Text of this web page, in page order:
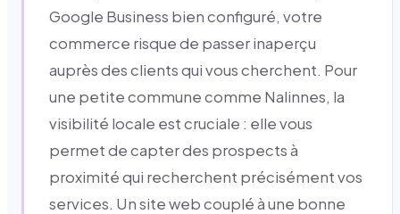
Google Business bien configuré, votre
commerce risque de passer inaperçu
auprès des clients qui vous cherchent. Pour
une petite commune comme Nalinnes, la
visibilité locale est cruciale : elle vous
permet de capter des prospects à
proximité qui recherchent précisément vos
services. Un site web couplé à une bonne